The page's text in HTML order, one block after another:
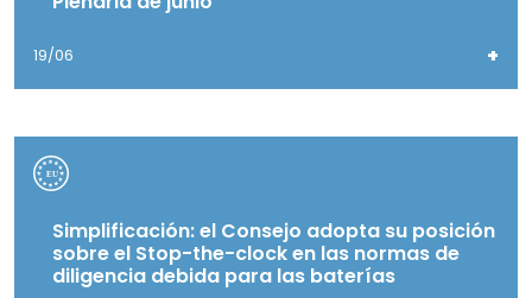
19/06 +
Simplificación: el Consejo adopta su posición
sobre el Stop-the-clock en las normas de
diligencia debida para las baterías